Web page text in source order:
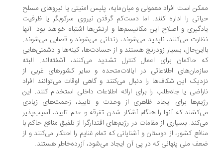
ممکن است افراد معمولی و میان‌مایه، پلیس امنیتی یا نیروهای مسلح
حیاتی را اداره کنند. اما دست‌کم گرفتن نیروی سرکوبگر یا ظرفیت
یادگیری و اصلاح این مکانیسم‌ها و ارتش‌ها اشتباه خواهد بود. آنها
نظارت می‌کنند، ناپدید می‌شوند، زندانی می‌شوند و قصابی می‌شوند.
بااین‌حال، بسیار زودرنج هستند و از حسادت‌ها، کینه‌ها و دشمنی‌هایی
که حاکمان برای اعمال کنترل تشدید می‌کنند، آشفته‌اند. البته
سازمان‌های اطلاعاتی در ایالات‌متحده و سایر کشورهای غربی از
نزدیک این شکاف‌ها را دنبال می‌کنند و گاهی اوقات می‌توانند افراد
ناراضی یا جاه‌طلب را برای ارائه اطلاعات داخلی استخدام کنند. این
رژیم‌ها برای ایجاد ظاهری از وحدت و تایید، زحمت‌های زیادی
می‌کشند که آنها را هنگام آشکار شدن تفرقه و عدم تایید، آسیب‌پذیر
می‌کند. بسیاری از مقامات در رژیم‌های اقتدارگرا از تلفیق منافع حاکم با
منافع کشور، از دوستان و آشنایانی که تمام غنایم را احتکار می‌کنند و از
ضعف ملی پنهانی که در پی آن ایجاد می‌شود، آزرده‌خاطر هستند.